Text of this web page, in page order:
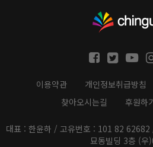
이용약관 개인정보취급방침
찾아오시는길
후원하
대표 : 한윤하 / 고유번호 : 101 82
묘동빌딩 3층 (우